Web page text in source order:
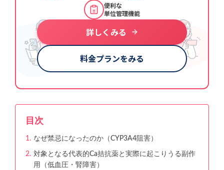
便利な
単位管理機能
詳しくみる
料金プランをみる
目次
なぜ禁忌になったのか（CYP3A4阻害）
対象となる代表的Ca拮抗薬と実際に起こりうる副作
用（低血圧・腎障害）